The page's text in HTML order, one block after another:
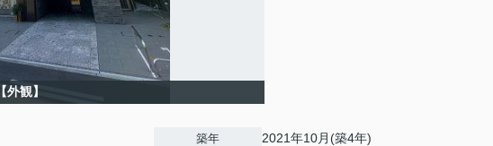
【外観】
築年 2021年10月(築4年)